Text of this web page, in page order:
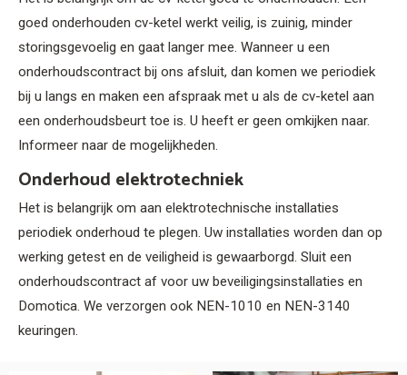
goed onderhouden cv-ketel werkt veilig, is zuinig, minder
storingsgevoelig en gaat langer mee. Wanneer u een
onderhoudscontract bij ons afsluit, dan komen we periodiek
bij u langs en maken een afspraak met u als de cv-ketel aan
een onderhoudsbeurt toe is. U heeft er geen omkijken naar.
Informeer naar de mogelijkheden.
Onderhoud elektrotechniek
Het is belangrijk om aan elektrotechnische installaties
periodiek onderhoud te plegen. Uw installaties worden dan op
werking getest en de veiligheid is gewaarborgd. Sluit een
onderhoudscontract af voor uw beveiligingsinstallaties en
Domotica. We verzorgen ook NEN-1010 en NEN-3140
keuringen.